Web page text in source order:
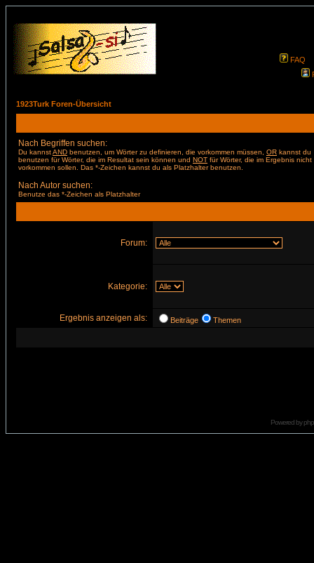
FAQ
1923Turk Foren-Übersicht
Nach Begriffen suchen:
Du kannstAND benutzen, um Wörter zu definieren, die vorkommen müssen, OR kannst du
benutzen für Wörter, die im Resultat sein können und NOT für Wörter, die im Ergebnis nicht
vorkommen sollen. Das *-Zeichen kannst du als Platzhalter benutzen.
Nach Autor suchen:
Benutze das *-Zeichen als Platzhalter
Forum:
Kategorie:
Ergebnis anzeigen als: Beiträge Themen
Powered by